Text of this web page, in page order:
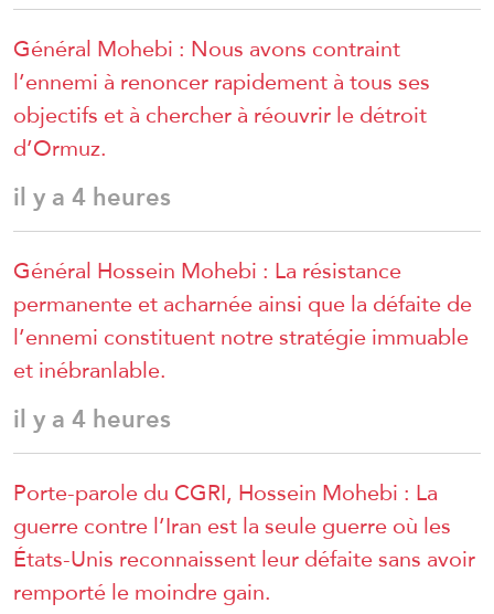
Général Mohebi : Nous avons contraint
l’ennemi à renoncer rapidement à tous ses
objectifs et à chercher à réouvrir le détroit
d’Ormuz.
il y a 4 heures
Général Hossein Mohebi : La résistance
permanente et acharnée ainsi que la défaite de
l’ennemi constituent notre stratégie immuable
et inébranlable.
il y a 4 heures
Porte-parole du CGRI, Hossein Mohebi : La
guerre contre l’Iran est la seule guerre où les
États-Unis reconnaissent leur défaite sans avoir
remporté le moindre gain.